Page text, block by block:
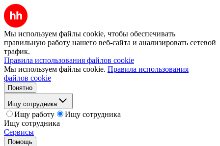
Мы используем файлы cookie, чтобы обеспечивать
правильную работу нашего веб-сайта и анализировать сетевой
трафик.
Правила использования файлов cookie
Мы используем файлы cookie. Правила использования
файлов cookie
Понятно
Ищу сотрудника
Ищу работу
Ищу сотрудника
Ищу сотрудника
Сервисы
Помощь